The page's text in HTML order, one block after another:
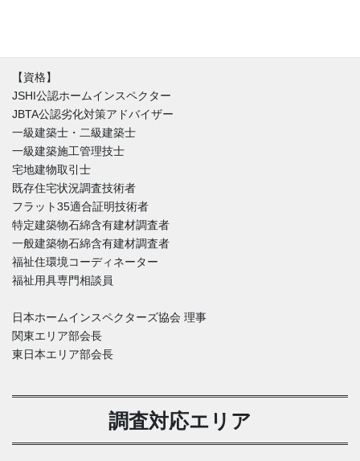
【資格】
JSHI公認ホームインスペクター
JBTA公認劣化対策アドバイザー
一級建築士・二級建築士
一級建築施工管理技士
宅地建物取引士
既存住宅状況調査技術者
フラット35適合証明技術者
特定建築物石綿含有建材調査者
一般建築物石綿含有建材調査者
福祉住環境コーディネーター
福祉用具専門相談員
日本ホームインスペクターズ協会 理事
関東エリア部会長
東日本エリア部会長
調査対応エリア